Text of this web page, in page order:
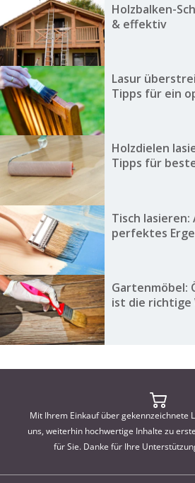
Holzbalken-
& effektiv
Lasur
Tipps für ein
Holzdielen
Tipps für
Tisch
perfektes
Gartenmöbel:
ist die richtige
Mit Ihrem Einkauf über gekennzeichnete
uns, weiterhin hochwertige Inhalte zu
für Sie. Danke für Ihre